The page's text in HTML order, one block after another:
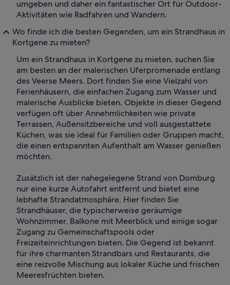
umgeben und daher ein fantastischer Ort für Outdoor-
Aktivitäten wie Radfahren und Wandern.
Wo finde ich die besten Gegenden, um ein Strandhaus in
Kortgene zu mieten?
Um ein Strandhaus in Kortgene zu mieten, suchen Sie
am besten an der malerischen Uferpromenade entlang
des Veerse Meers. Dort finden Sie eine Vielzahl von
Ferienhäusern, die einfachen Zugang zum Wasser und
malerische Ausblicke bieten. Objekte in dieser Gegend
verfügen oft über Annehmlichkeiten wie private
Terrassen, Außensitzbereiche und voll ausgestattete
Küchen, was sie ideal für Familien oder Gruppen macht,
die einen entspannten Aufenthalt am Wasser genießen
möchten.
Zusätzlich ist der nahegelegene Strand von Domburg
nur eine kurze Autofahrt entfernt und bietet eine
lebhafte Strandatmosphäre. Hier finden Sie
Strandhäuser, die typischerweise geräumige
Wohnzimmer, Balkone mit Meerblick und einige sogar
Zugang zu Gemeinschaftspools oder
Freizeiteinrichtungen bieten. Die Gegend ist bekannt
für ihre charmanten Strandbars und Restaurants, die
eine reizvolle Mischung aus lokaler Küche und frischen
Meeresfrüchten bieten.